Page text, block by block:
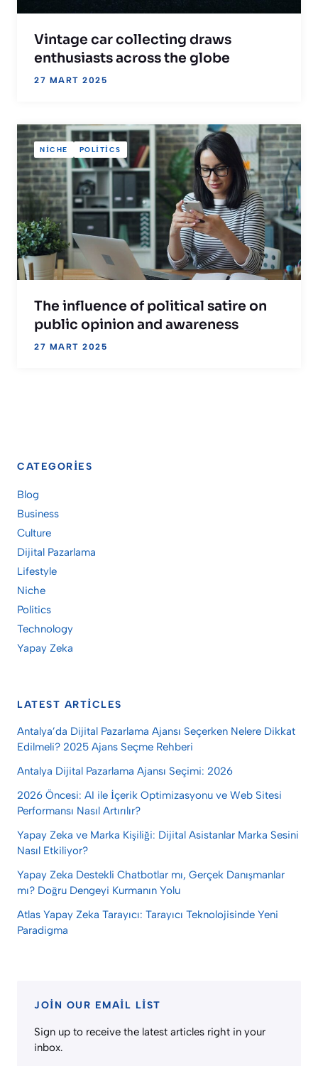
Vintage car collecting draws
enthusiasts across the globe
27 MART 2025
NICHE POLITICS
The influence of political satire on
public opinion and awareness
27 MART 2025
CATEGORIES
Blog
Business
Culture
Dijital Pazarlama
Lifestyle
Niche
Politics
Technology
Yapay Zeka
LATEST ARTICLES
Antalya’da Dijital Pazarlama Ajansı Seçerken Nelere Dikkat
Edilmeli? 2025 Ajans Seçme Rehberi
Antalya Dijital Pazarlama Ajansı Seçimi: 2026
2026 Öncesi: AI ile İçerik Optimizasyonu ve Web Sitesi
Performansı Nasıl Artırılır?
Yapay Zeka ve Marka Kişiliği: Dijital Asistanlar Marka Sesini
Nasıl Etkiliyor?
Yapay Zeka Destekli Chatbotlar mı, Gerçek Danışmanlar
mı? Doğru Dengeyi Kurmanın Yolu
Atlas Yapay Zeka Tarayıcı: Tarayıcı Teknolojisinde Yeni
Paradigma
JOIN OUR EMAIL LIST
Sign up to receive the latest articles right in your
inbox.